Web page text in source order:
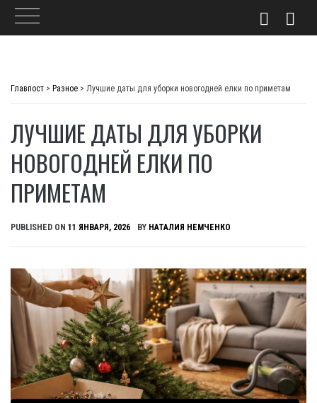
Главпост > Разное > Лучшие даты для уборки новогодней елки по приметам
ЛУЧШИЕ ДАТЫ ДЛЯ УБОРКИ
НОВОГОДНЕЙ ЕЛКИ ПО
ПРИМЕТАМ
PUBLISHED ON 11 ЯНВАРЯ, 2026 BY НАТАЛИЯ НЕМЧЕНКО